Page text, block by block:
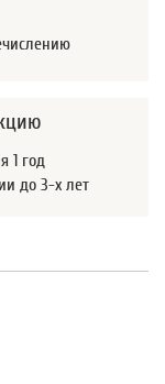
1 год
до 3-х лет